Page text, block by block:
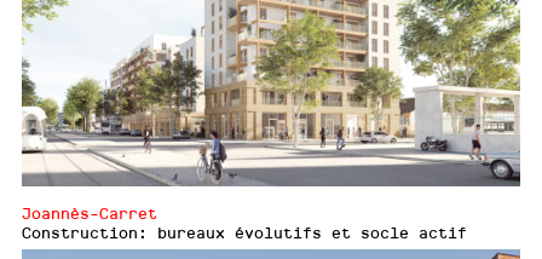
Joannès-Carret
Construction: bureaux évolutifs et socle actif